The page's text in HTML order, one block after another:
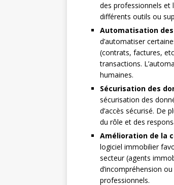
des professionnels et
différents outils ou
Automatisation
d’automatiser
(contrats, factures,
transactions.
humaines.
Sécurisation des
sécurisation des
d’accès sécurisé. De
du rôle et des
Amélioration de la
logiciel immobilier
secteur (agents
d’incompréhension
professionnels.